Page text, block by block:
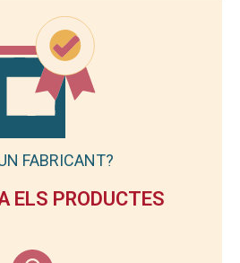
FABRICANT?
ELS PRODUCTES